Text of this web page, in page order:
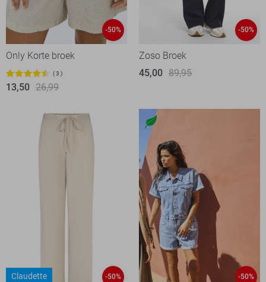
-50%
Only Korte broek
3
13,50 26,99
-50%
Zoso Broek
45,00 89,95
Claudette -50% -50%